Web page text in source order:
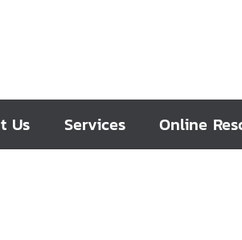
Us Services Online